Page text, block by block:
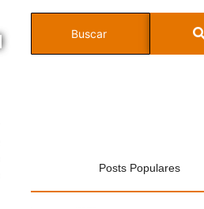
Posts Populares